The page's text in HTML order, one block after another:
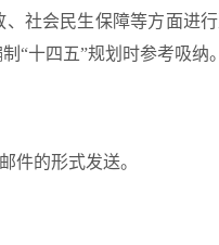
社会民生保障等方面进
“十四五”规划时参考吸纳。
件的形式发送。